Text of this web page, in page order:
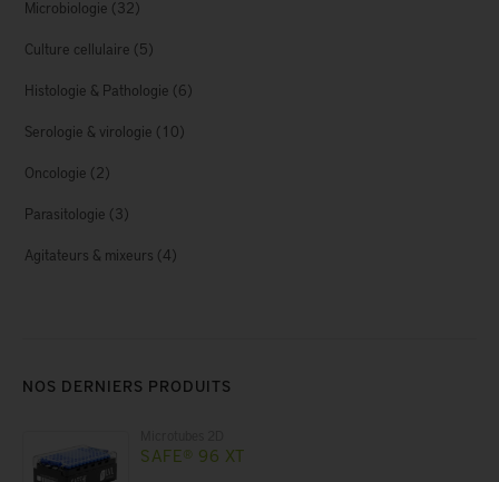
Microbiologie (32)
Culture cellulaire (5)
Histologie & Pathologie (6)
Serologie & virologie (10)
Oncologie (2)
Parasitologie (3)
Agitateurs & mixeurs (4)
NOS DERNIERS PRODUITS
SAFE® 96 XT